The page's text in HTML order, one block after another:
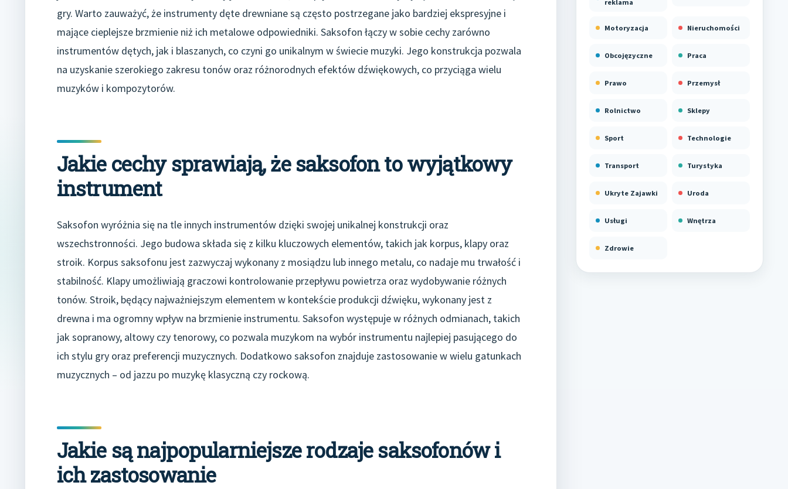
gry. Warto zauważyć, że instrumenty dęte drewniane są często postrzegane jako bardziej ekspresyjne i
mające cieplejsze brzmienie niż ich metalowe odpowiedniki. Saksofon łączy w sobie cechy zarówno
instrumentów dętych, jak i blaszanych, co czyni go unikalnym w świecie muzyki. Jego konstrukcja pozwala
na uzyskanie szerokiego zakresu tonów oraz różnorodnych efektów dźwiękowych, co przyciąga wielu
muzyków i kompozytorów.
Jakie cechy sprawiają, że saksofon to wyjątkowy
instrument
Saksofon wyróżnia się na tle innych instrumentów dzięki swojej unikalnej konstrukcji oraz
wszechstronności. Jego budowa składa się z kilku kluczowych elementów, takich jak korpus, klapy oraz
stroik. Korpus saksofonu jest zazwyczaj wykonany z mosiądzu lub innego metalu, co nadaje mu trwałość i
stabilność. Klapy umożliwiają graczowi kontrolowanie przepływu powietrza oraz wydobywanie różnych
tonów. Stroik, będący najważniejszym elementem w kontekście produkcji dźwięku, wykonany jest z
drewna i ma ogromny wpływ na brzmienie instrumentu. Saksofon występuje w różnych odmianach, takich
jak sopranowy, altowy czy tenorowy, co pozwala muzykom na wybór instrumentu najlepiej pasującego do
ich stylu gry oraz preferencji muzycznych. Dodatkowo saksofon znajduje zastosowanie w wielu gatunkach
muzycznych – od jazzu po muzykę klasyczną czy rockową.
Jakie są najpopularniejsze rodzaje saksofonów i
ich zastosowanie
reklama
Motoryzacja Nieruchomości
Obcojęzyczne Praca
Prawo Przemysł
Rolnictwo Sklepy
Sport Technologie
Transport Turystyka
Ukryte Zajawki Uroda
Usługi Wnętrza
Zdrowie